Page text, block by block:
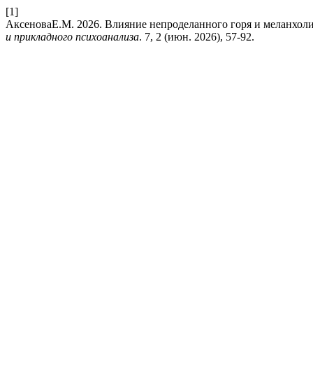
[1]
АксеноваЕ.М. 2026. Влияние непроделанного горя и
и прикладного психоанализа. 7, 2 (июн. 2026), 57-92.